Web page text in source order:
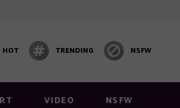
HOT TRENDING NSFW
VIDEO NSFW
Post